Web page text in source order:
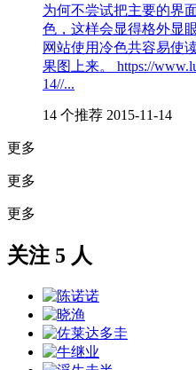
为何不尝试把主要的界
色，这样会显得格外显
网站使用冷色共容易使
果图上来。 https://
14//...
14 个推荐 2015-11-14
更多
更多
更多
关注 5 人